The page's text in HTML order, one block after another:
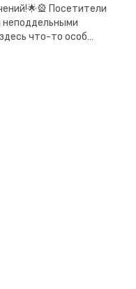
Посетители
неподдельными
что-то особ…